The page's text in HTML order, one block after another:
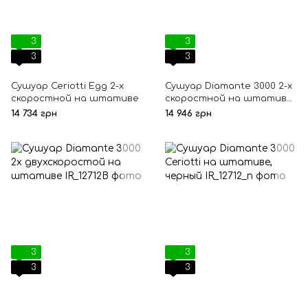
3
3
Сушуар Ceriotti Egg 2-х
скоростной на штативе
14 734 грн
3
3
Сушуар Diamante 3000 2-х
скоростной на штативе,
черный
14 946 грн
3
3
3
3